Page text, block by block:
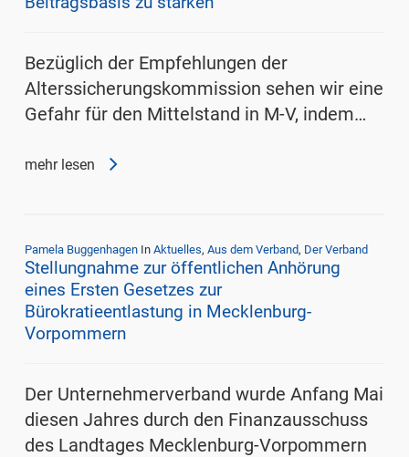
Bezüglich der Empfehlungen der
Alterssicherungskommission sehen wir eine
Gefahr für den Mittelstand in M-V, indem…
mehr lesen
Pamela Buggenhagen In Aktuelles, Aus dem Verband, Der Verband
Stellungnahme zur öffentlichen Anhörung
eines Ersten Gesetzes zur
Bürokratieentlastung in Mecklenburg-
Vorpommern
Der Unternehmerverband wurde Anfang Mai
diesen Jahres durch den Finanzausschuss
des Landtages Mecklenburg-Vorpommern